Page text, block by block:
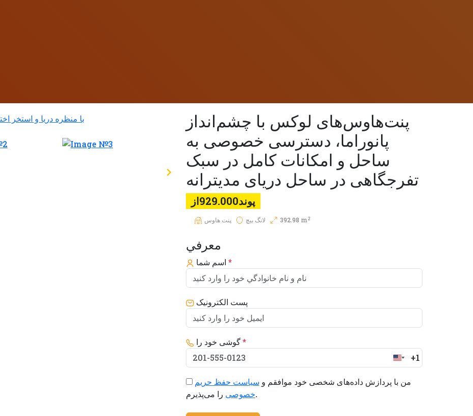
پنت‌هاوس‌های لوکس با چشم‌انداز
پانوراما، دسترسی خصوصی به
ساحل و امکانات کامل در سبک
تفرجگاهی در ساحل دریای مدیترانه
پوند929.000از
پنت هاوس لانگ بیچ 392.98 m2
معرفي
*
پست الکترونیک
گوشی خود را*
United
+1
+1
من با پردازش داده‌های شخصی خود موافقم و سیاست حفظ حریم
خصوصیرا می‌پذیرم.